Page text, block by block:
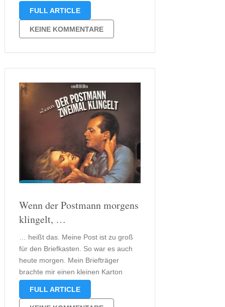
man bestenfalls zu Ostern liest, da es
ist dieses Buch der perfekte
Begleiter …
FULL ARTICLE
KEINE KOMMENTARE
Wenn der Postmann morgens
klingelt, …
… heißt das. Meine Post ist zu groß
für den Briefkasten. So war es auch
heute morgen. Mein Briefträger
brachte mir einen kleinen Karton
hoch. Der Inhalt war natürlich ein
FULL ARTICLE